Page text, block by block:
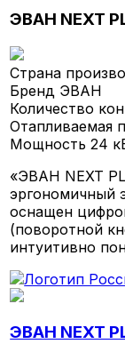
ЭВАН NEXT
Страна
Бренд ЭВАН
Количество
Отапливаемая
Мощность24
«ЭВАН NEXT
эргономичный
оснащен
(поворотной
интуитивно
ЭВАН NEXT